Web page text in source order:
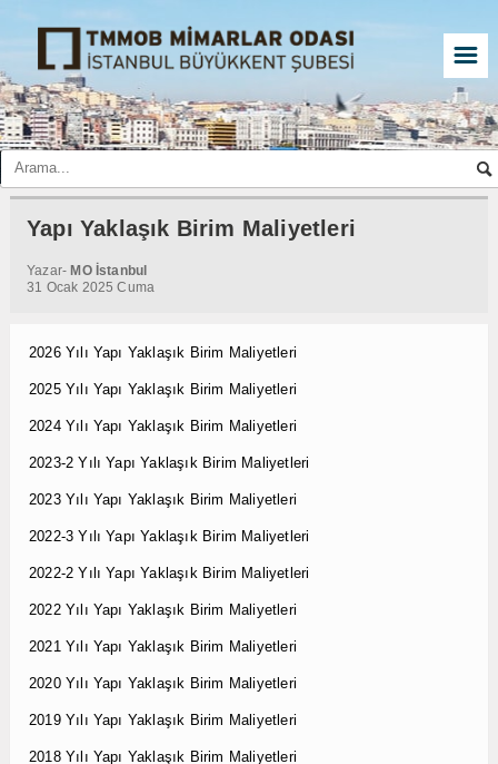
☰
Yapı Yaklaşık Birim Maliyetleri
Yazar- MO İstanbul
31 Ocak 2025 Cuma
2026 Yılı Yapı Yaklaşık Birim Maliyetleri
2025 Yılı Yapı Yaklaşık Birim Maliyetleri
2024 Yılı Yapı Yaklaşık Birim Maliyetleri
2023-2 Yılı Yapı Yaklaşık Birim Maliyetleri
2023 Yılı Yapı Yaklaşık Birim Maliyetleri
2022-3 Yılı Yapı Yaklaşık Birim Maliyetleri
2022-2 Yılı Yapı Yaklaşık Birim Maliyetleri
2022 Yılı Yapı Yaklaşık Birim Maliyetleri
2021 Yılı Yapı Yaklaşık Birim Maliyetleri
2020 Yılı Yapı Yaklaşık Birim Maliyetleri
2019 Yılı Yapı Yaklaşık Birim Maliyetleri
2018 Yılı Yapı Yaklaşık Birim Maliyetleri